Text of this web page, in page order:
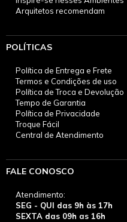
Arquitetos recomendam
POLÍTICAS
Política de Entrega e Frete
Termos e Condições de uso
Política de Troca e Devolução
Tempo de Garantia
Política de Privacidade
Troque Fácil
Central de Atendimento
FALE CONOSCO
Atendimento:
SEG - QUI das 9h às 17h
SEXTA das 09h as 16h